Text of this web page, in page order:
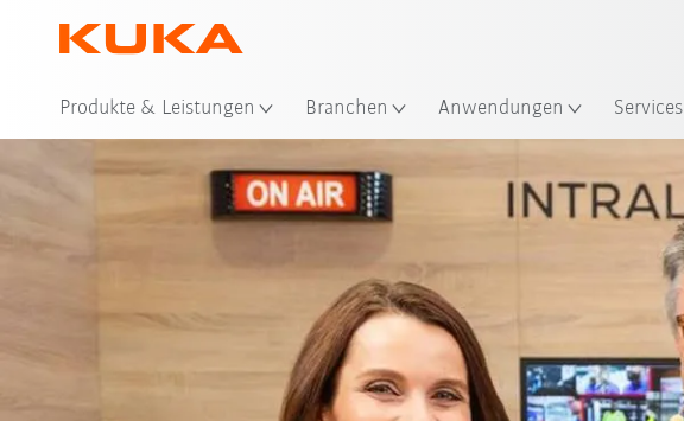
Produkte & Leistungen Branchen Anwendungen Services